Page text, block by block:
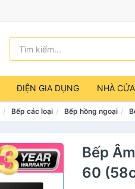
ĐIỆN GIA DỤNG NHÀ
Bếp các loại Bếp hồng ngoại
Bếp
60